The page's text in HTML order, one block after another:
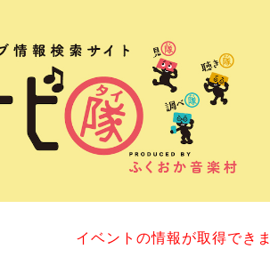
イベントの情報が取得でき